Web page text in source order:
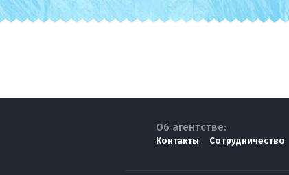
Об агентстве:
Контакты Сотрудничество